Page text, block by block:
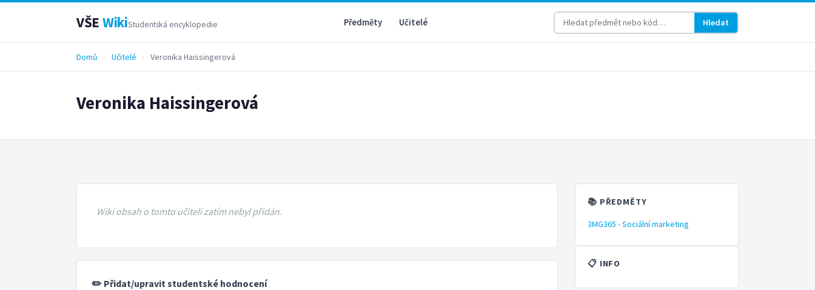
VŠE WikiStudentská encyklopedie Předměty Učitelé Hledat
Domů › Učitelé › Veronika Haissingerová
Veronika Haissingerová
Wiki obsah o tomto učiteli zatím nebyl přidán.
✏️ Přidat/upravit studentské hodnocení
📚 PŘEDMĚTY
3MG365 - Sociální marketing
📋 INFO